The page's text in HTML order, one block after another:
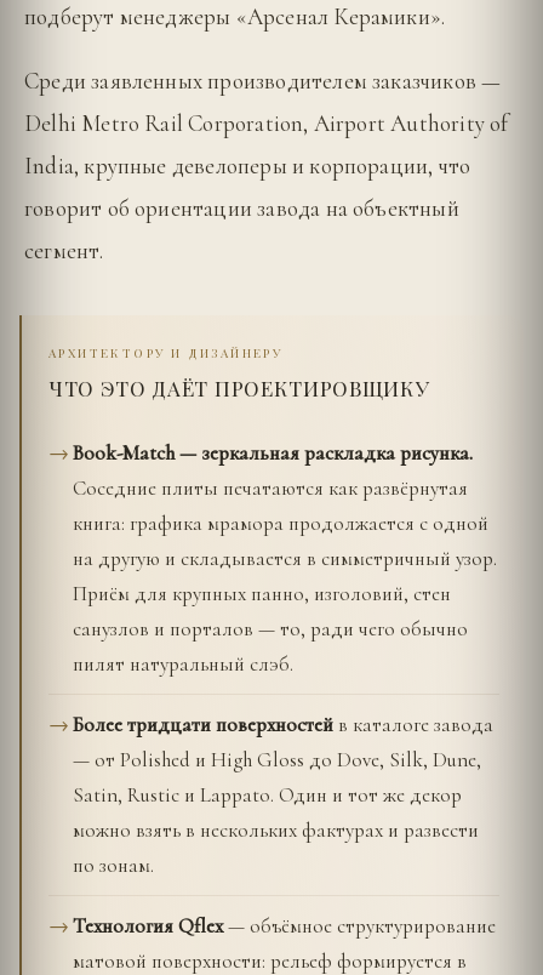
подберут менеджеры «Арсенал Керамики».
Среди заявленных производителем заказчиков —
Delhi Metro Rail Corporation, Airport Authority of
India, крупные девелоперы и корпорации, что
говорит об ориентации завода на объектный
сегмент.
АРХИТЕКТОРУ И ДИЗАЙНЕРУ
ЧТО ЭТО ДАЁТ ПРОЕКТИРОВЩИКУ
Book-Match — зеркальная раскладка рисунка.
Соседние плиты печатаются как развёрнутая
книга: графика мрамора продолжается с одной
на другую и складывается в симметричный узор.
Приём для крупных панно, изголовий, стен
санузлов и порталов — то, ради чего обычно
пилят натуральный слэб.
Более тридцати поверхностей в каталоге завода
— от Polished и High Gloss до Dove, Silk, Dune,
Satin, Rustic и Lappato. Один и тот же декор
можно взять в нескольких фактурах и развести
по зонам.
Технология Qflex— объёмное структурирование
матовой поверхности: рельеф формируется в